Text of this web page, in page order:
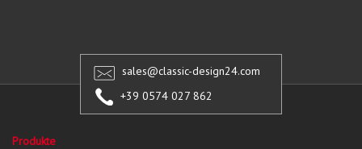
sales@classic-design24.com
+39 0574 027 862
Produkte